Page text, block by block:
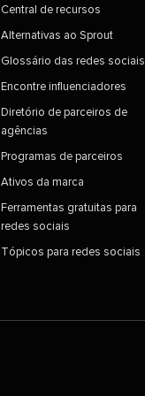
Central de recursos​​
Alternativas ao Sprout​​
Glossário das redes sociais​​
Encontre influenciadores​​
Diretório de parceiros de
agências​​
Programas de parceiros​​
Ativos da marca​​
Ferramentas gratuitas para
redes sociais​​
Tópicos para redes sociais​​